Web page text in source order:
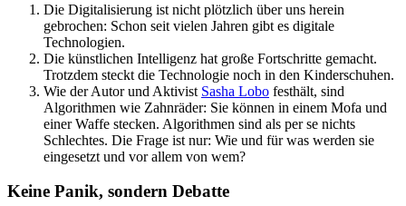
Die Digitalisierung ist nicht plötzlich über uns herein
gebrochen: Schon seit vielen Jahren gibt es digitale
Technologien.
Die künstlichen Intelligenz hat große Fortschritte gemacht.
Trotzdem steckt die Technologie noch in den Kinderschuhen.
Wie der Autor und Aktivist Sasha Lobo festhält, sind
Algorithmen wie Zahnräder: Sie können in einem Mofa und
einer Waffe stecken. Algorithmen sind als per se nichts
Schlechtes. Die Frage ist nur: Wie und für was werden sie
eingesetzt und vor allem von wem?
Keine Panik, sondern Debatte